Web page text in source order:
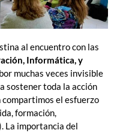
al encuentro con las
Informática, y
muchas veces invisible
sostener toda la acción
el esfuerzo
formación,
La importancia del